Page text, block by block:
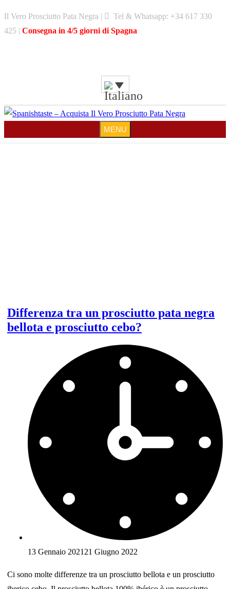
Il Vero Prosciutto Pata Negra |
Tel & Whatsapp: +34 617 330
425 | Consegna in 4/5 giorni di Spagna
MENU
MENU
Differenza tra un prosciutto pata negra
bellota e prosciutto cebo?
13 Gennaio 2021 21 Giugno 2022
Ci sono molte differenze tra un prosciutto bellota e un prosciutto